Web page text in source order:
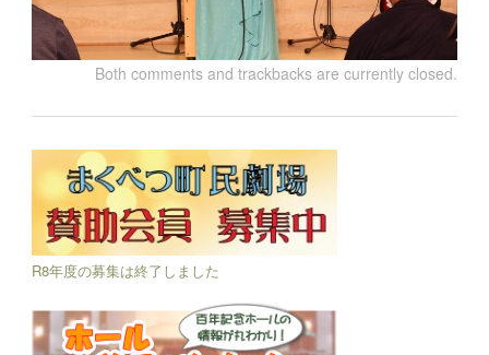
Both comments and trackbacks are currently closed.
R8年度の募集は終了しました